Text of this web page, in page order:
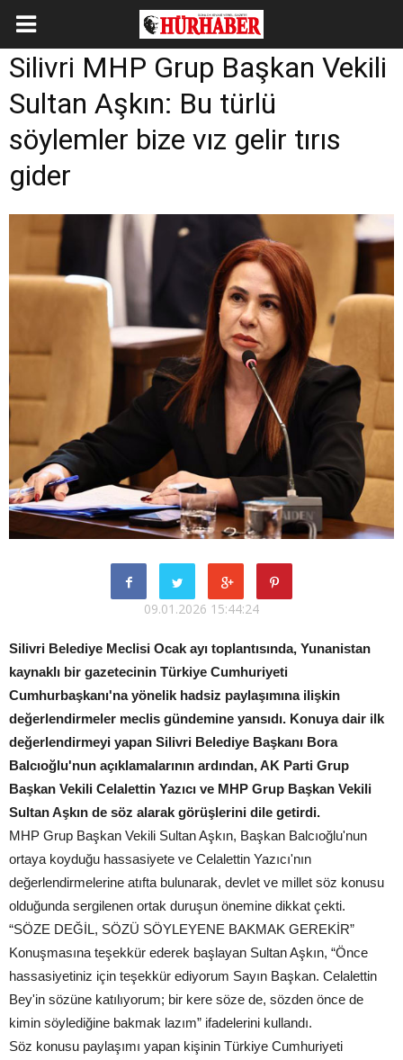
Silivri MHP Grup Başkan Vekili
Sultan Aşkın: Bu türlü
söylemler bize vız gelir tırıs
gider
09.01.2026 15:44:24
Silivri Belediye Meclisi Ocak ayı toplantısında, Yunanistan
kaynaklı bir gazetecinin Türkiye Cumhuriyeti
Cumhurbaşkanı'na yönelik hadsiz paylaşımına ilişkin
değerlendirmeler meclis gündemine yansıdı. Konuya dair ilk
değerlendirmeyi yapan Silivri Belediye Başkanı Bora
Balcıoğlu'nun açıklamalarının ardından, AK Parti Grup
Başkan Vekili Celalettin Yazıcı ve MHP Grup Başkan Vekili
Sultan Aşkın de söz alarak görüşlerini dile getirdi.
MHP Grup Başkan Vekili Sultan Aşkın, Başkan Balcıoğlu'nun
ortaya koyduğu hassasiyete ve Celalettin Yazıcı'nın
değerlendirmelerine atıfta bulunarak, devlet ve millet söz konusu
olduğunda sergilenen ortak duruşun önemine dikkat çekti.
“SÖZE DEĞİL, SÖZÜ SÖYLEYENE BAKMAK GEREKİR”
Konuşmasına teşekkür ederek başlayan Sultan Aşkın, “Önce
hassasiyetiniz için teşekkür ediyorum Sayın Başkan. Celalettin
Bey'in sözüne katılıyorum; bir kere söze de, sözden önce de
kimin söylediğine bakmak lazım” ifadelerini kullandı.
Söz konusu paylaşımı yapan kişinin Türkiye Cumhuriyeti